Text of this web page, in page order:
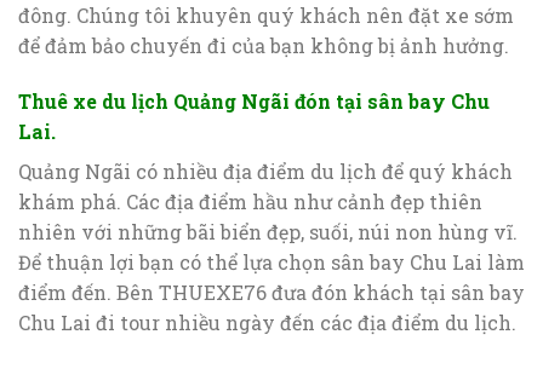
đông. Chúng tôi khuyên quý khách nên đặt xe sớm
để đảm bảo chuyến đi của bạn không bị ảnh hưởng.
Thuê xe du lịch Quảng Ngãi đón tại sân bay Chu
Lai.
Quảng Ngãi có nhiều địa điểm du lịch để quý khách
khám phá. Các địa điểm hầu như cảnh đẹp thiên
nhiên với những bãi biển đẹp, suối, núi non hùng vĩ.
Để thuận lợi bạn có thể lựa chọn sân bay Chu Lai làm
điểm đến. Bên THUEXE76 đưa đón khách tại sân bay
Chu Lai đi tour nhiều ngày đến các địa điểm du lịch.